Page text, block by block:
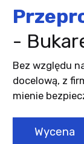
-
Bez względu
docelową, z
mienie
Wycena